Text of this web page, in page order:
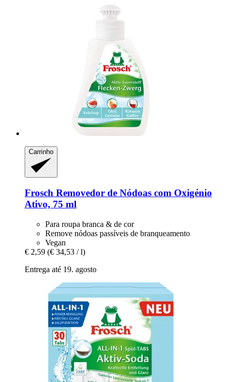
Carrinho
Frosch Removedor de Nódoas com Oxigénio
Ativo, 75 ml
Para roupa branca & de cor
Remove nódoas passíveis de branqueamento
Vegan
€ 2,59 (€ 34,53 / l)
Entrega até 19. agosto